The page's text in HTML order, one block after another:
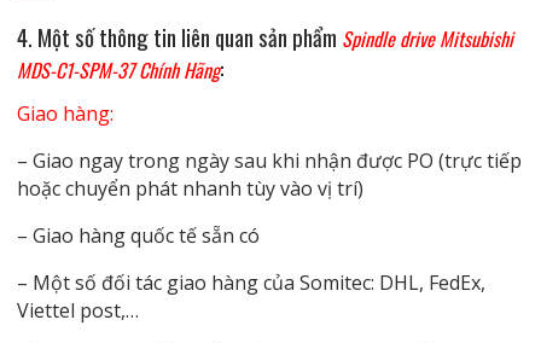
4. Một số thông tin liên quansản phẩm Spindle drive Mitsubishi
MDS-C1-SPM-37 Chính Hãng:
Giao hàng:
– Giao ngay trong ngày sau khi nhận được PO (trực tiếp
hoặc chuyển phát nhanh tùy vào vị trí)
– Giao hàng quốc tế sẵn có
– Một số đối tác giao hàng của Somitec: DHL, FedEx,
Viettel post,…